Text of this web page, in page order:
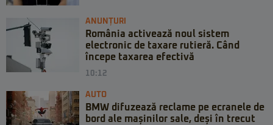
ANUNȚURI
România activează noul sistem
electronic de taxare rutieră. Când
începe taxarea efectivă
10:12
AUTO
BMW difuzează reclame pe ecranele de
bord ale mașinilor sale, deși în trecut